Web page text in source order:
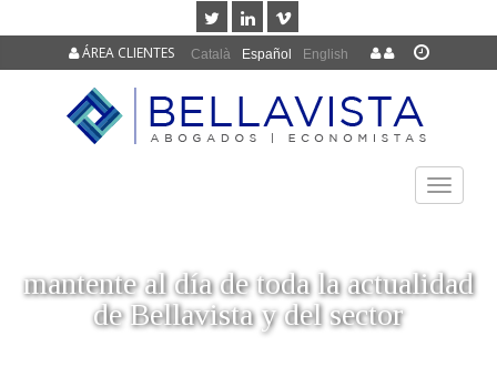
Català Español English
ÁREA CLIENTES
TOGGLE
mantente al día de toda la actualidad
de Bellavista y del sector